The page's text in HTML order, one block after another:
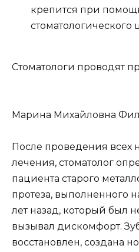
крепится при
стоматологического
Стоматологи проводят
Марина Михайловна
После проведения всех
лечения, стоматолог
пациента старого
протеза, выполненного
лет назад, который был
вызывал дискомфорт.
восстановлен, создана